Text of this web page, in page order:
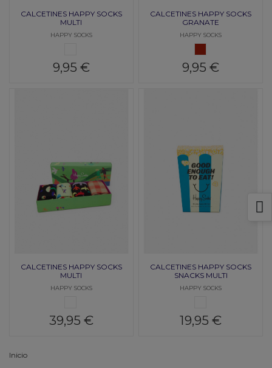
CALCETINES HAPPY SOCKS
MULTI
HAPPY SOCKS
9,95 €
CALCETINES HAPPY SOCKS
GRANATE
HAPPY SOCKS
9,95 €
CALCETINES HAPPY SOCKS
MULTI
HAPPY SOCKS
39,95 €
CALCETINES HAPPY SOCKS
SNACKS MULTI
HAPPY SOCKS
19,95 €
Inicio